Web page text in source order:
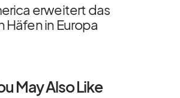
erweitert das
Häfen in Europa
May Also Like